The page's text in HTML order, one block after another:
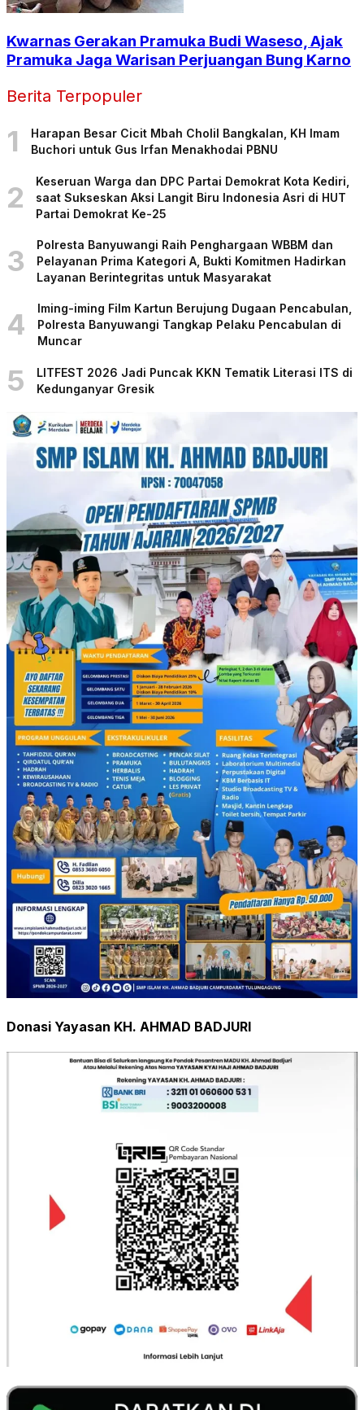
Kwarnas Gerakan Pramuka Budi Waseso, Ajak
Pramuka Jaga Warisan Perjuangan Bung Karno
Berita Terpopuler
1
Harapan Besar Cicit Mbah Cholil Bangkalan, KH Imam
Buchori untuk Gus Irfan Menakhodai PBNU
2
Keseruan Warga dan DPC Partai Demokrat Kota Kediri,
saat Sukseskan Aksi Langit Biru Indonesia Asri di HUT
Partai Demokrat Ke-25
3
Polresta Banyuwangi Raih Penghargaan WBBM dan
Pelayanan Prima Kategori A, Bukti Komitmen Hadirkan
Layanan Berintegritas untuk Masyarakat
4
Iming-iming Film Kartun Berujung Dugaan Pencabulan,
Polresta Banyuwangi Tangkap Pelaku Pencabulan di
Muncar
5
LITFEST 2026 Jadi Puncak KKN Tematik Literasi ITS di
Kedunganyar Gresik
Donasi Yayasan KH. AHMAD BADJURI